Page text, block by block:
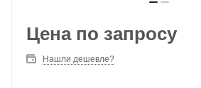
Цена по запросу
Нашли дешевле?